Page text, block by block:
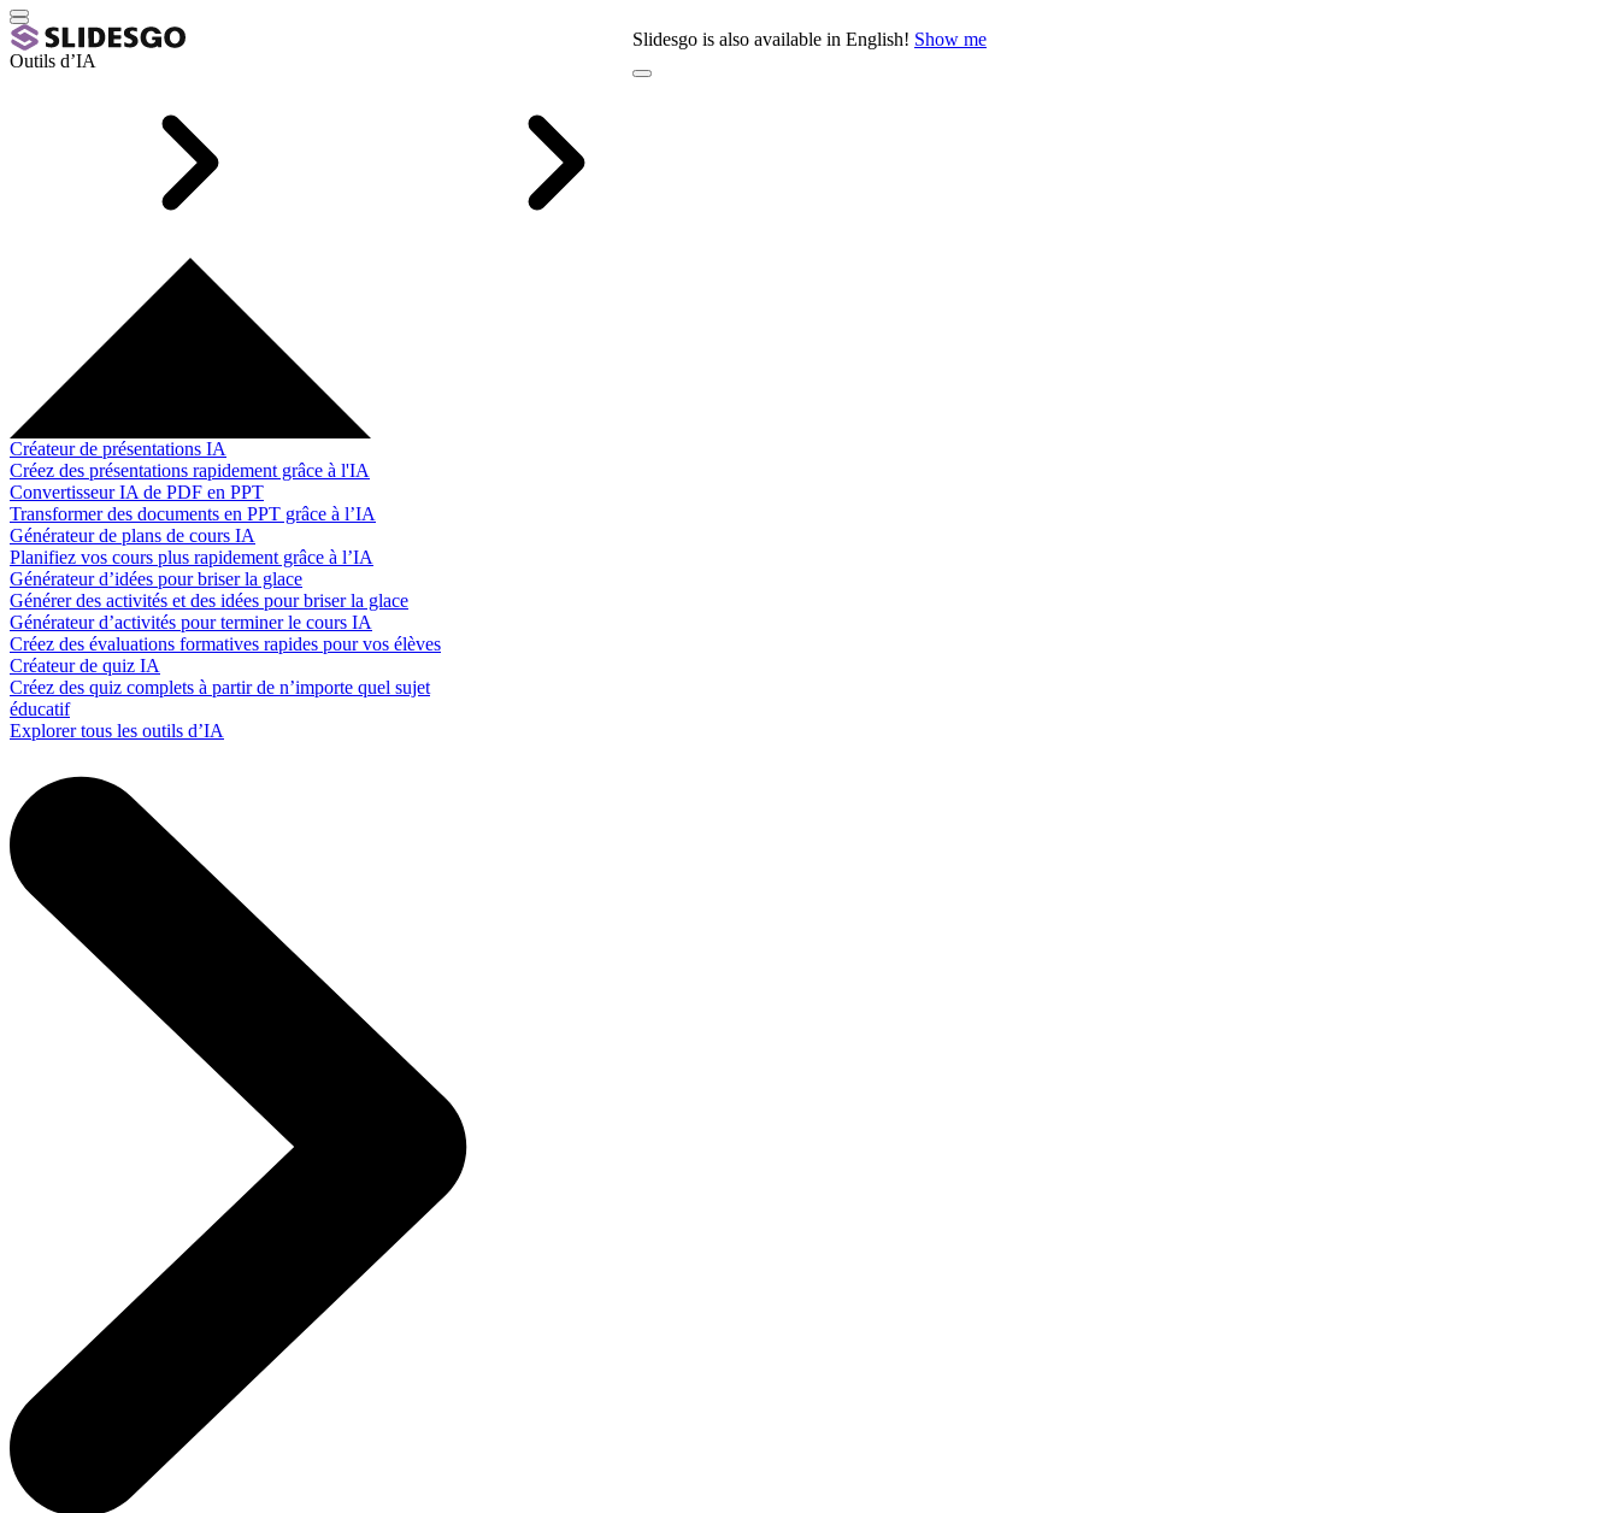
Slidesgo is also available in English! Show me
Outils d’IA
Créateur de présentations IA
Créez des présentations rapidement grâce à l'IA
Convertisseur IA de PDF en PPT
Transformer des documents en PPT grâce à l’IA
Générateur de plans de cours IA
Planifiez vos cours plus rapidement grâce à l’IA
Générateur d’idées pour briser la glace
Générer des activités et des idées pour briser la glace
Générateur d’activités pour terminer le cours IA
Créez des évaluations formatives rapides pour vos élèves
Créateur de quiz IA
Créez des quiz complets à partir de n’importe quel sujet
éducatif
Explorer tous les outils d’IA